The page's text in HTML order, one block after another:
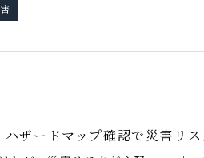
ザードマップ確認で災害リ